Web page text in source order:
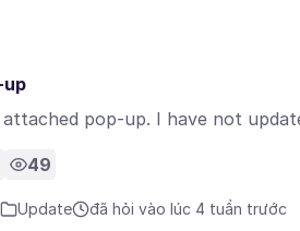
up
pop-up. I have not
49
Update đã hỏi vào lúc 4 tuần trước